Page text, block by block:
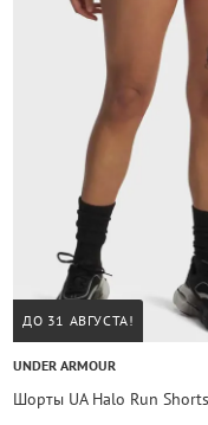
ДО 31 АВГУСТА!
UNDER ARMOUR
Шорты UA Halo Run Shorts